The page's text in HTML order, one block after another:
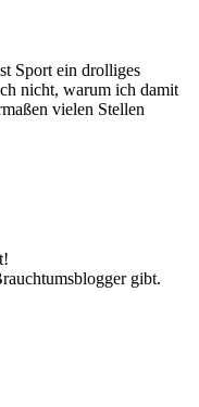
Sport ein drolliges
nicht, warum ich damit
vielen Stellen
gibt.